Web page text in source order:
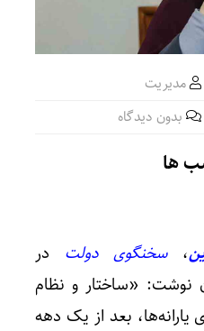
مدیریت
بدون دیدگاه
ها
،سخنگوی دولت در
نوشت:‌ «ساختار و نظام
بعد از یک دهه